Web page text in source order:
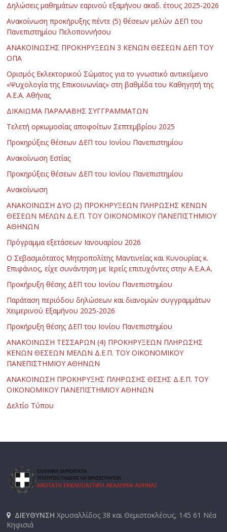
Δηλώσεις μαθημάτων εαρινού εξαμήνου ακαδ. έτους 2025-2026
Ανακοίνωση προκήρυξης πέντε (5) θέσεων μελών ΔΕΠ του
Πανεπιστημίου Πελοποννήσου
ΑΝΑΚΟΙΝΩΣΗΣ ΠΡΟΚΗΡΥΞΕΩΝ 3 ΚΕΝΩΝ ΘΕΣΕΩΝ ΔΕΠ ΤΟΥ
ΟΠΑ
Ορισμός Εκλεκτορικού Σώματος για το γνωστικό αντικείμενο
«Ψυχολογία της Επικοινωνίας» στη βαθμίδα του Καθηγητή της
Α.Ε.Α. Αθήνας
ΔΙΚΑΙΩΜΑ ΠΑΡΑΛΑΒΗΣ ΣΥΓΓΡΑΜΜΑΤΩΝ
Τελετή ορκωμοσίας αποφοίτων Σεπτεμβρίου 2025
Προκηρύξεις θέσεων ΔΕΠ του Ιονίου Πανεπιστημίου
Ανακοίνωση Εστίας
Προκηρύξεις θέσεων ΔΕΠ του Ιονίου Πανεπιστημίου
Ανακοίνωση
ΑΝΑΚΟΙΝΩΣΗ ΔΥΟ (2) ΠΡΟΚΗΡΥΞΕΩΝ ΠΛΗΡΩΣΗΣ ΚΕΝΩΝ
ΘΕΣΕΩΝ ΜΕΛΩΝ Δ.Ε.Π. ΤΟΥ ΟΙΚΟΝΟΜΙΚΟΥ ΠΑΝΕΠΙΣΤΗΜΙΟΥ
ΑΘΗΝΩΝ
Πρόγραμμα εξετάσεων Ιανουαρίου 2026
Ο Σεβασμιότατος Μητροπολίτης Μαντινείας και Κυνουρίας κ.
Επιφάνιος, είχε συνάντηση με Ιερείς επιτυχόντες στην Α.Ε.Α.Α.
Προκήρυξη θέσης ΔΕΠ του Ιονίου Πανεπιστημίου
Παράταση περιόδου δηλώσεων και διανομών συγγραμμάτων
Χειμερινού Εξαμήνου 2025-2026
Προκήρυξη θέσης ΔΕΠ του Ιονίου Πανεπιστημίου
ΑΝΑΚΟΙΝΩΣΗ ΤΕΣΣΑΡΩΝ (4) ΠΡΟΚΗΡΥΞΕΩΝ ΠΛΗΡΩΣΗΣ
ΚΕΝΩΝ ΘΕΣΕΩΝ ΜΕΛΩΝ Δ.Ε.Π. ΤΟΥ ΟΙΚΟΝΟΜΙΚΟΥ
ΠΑΝΕΠΙΣΤΗΜΙΟΥ ΑΘΗΝΩΝ
ΑΝΑΚΟΙΝΩΣΗ ΠΡΟΚΗΡΥΞΗΣ ΠΛΗΡΩΣΗΣ ΘΕΣΗΣ Δ.Ε.Π. ΤΟΥ
ΟΙΚΟΝΟΜΙΚΟΥ ΠΑΝΕΠΙΣΤΗΜΙΟΥ ΑΘΗΝΩΝ
Δελτίο Τύπου
ΔΙΕΥΘΥΝΣΗΧρυσαλλίδος 38 και Θεμιστοκλέους, 145 61 Νέα
Κηφισιά